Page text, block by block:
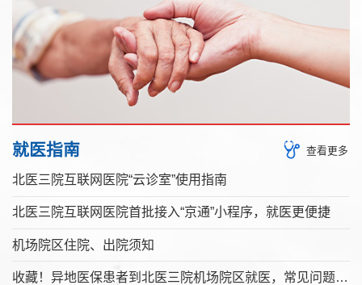
就医指南 查看更多
北医三院互联网医院“云诊室”使用指南
北医三院互联网医院首批接入“京通”小程序，就医更便捷
机场院区住院、出院须知
收藏！异地医保患者到北医三院机场院区就医，常见问题解答